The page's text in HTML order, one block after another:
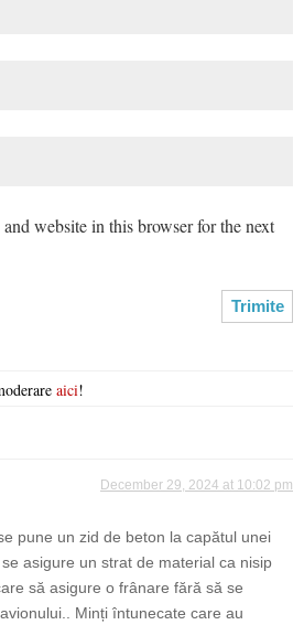
website in this browser for the next
aici!
December 29, 2024 at 10:02 pm
pune un zid de beton la capătul unei
asigure un strat de material ca nisip
să asigure o frânare fără să se
Minți întunecate care au